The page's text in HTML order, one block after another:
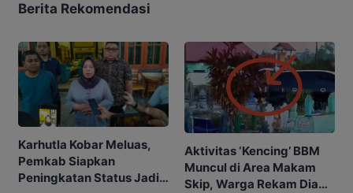
Berita Rekomendasi
Karhutla Kobar Meluas,
Pemkab Siapkan
Peningkatan Status Jadi
Aktivitas ‘Kencing’ BBM
Muncul di Area Makam
Skip, Warga Rekam Diam-